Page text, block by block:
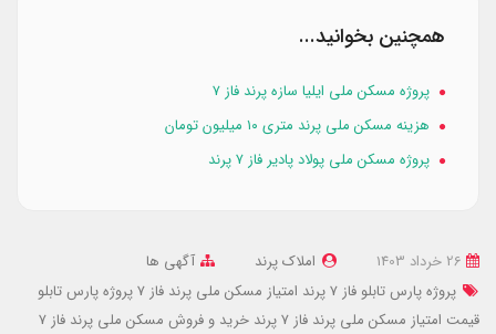
همچنین بخوانید...
پروژه مسکن ملی ایلیا سازه پرند فاز ۷
هزینه مسکن ملی پرند متری ۱۰ میلیون تومان
پروژه مسکن ملی پولاد پادیر فاز ۷ پرند
املاک پرند
آگهی ها
پروژه پارس تابلو فاز 7 پرند
امتیاز مسکن ملی پرند فاز 7 پروژه پارس تابلو
قیمت امتیاز مسکن ملی پرند فاز 7 پرند
خرید و فروش مسکن ملی پرند فاز 7